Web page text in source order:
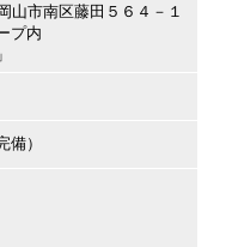
山市南区藤田５６４－１
プ内
備）